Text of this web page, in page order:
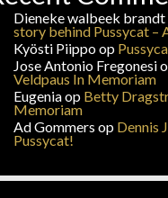
Dieneke walbeek brandt
story behind Pussycat –
Kyösti Piippoop
Jose Antonio Fregonesi
Veldpaus In Memoriam
Eugeniaop Betty
Memoriam
Ad Gommers op Dennis
Pussycat!